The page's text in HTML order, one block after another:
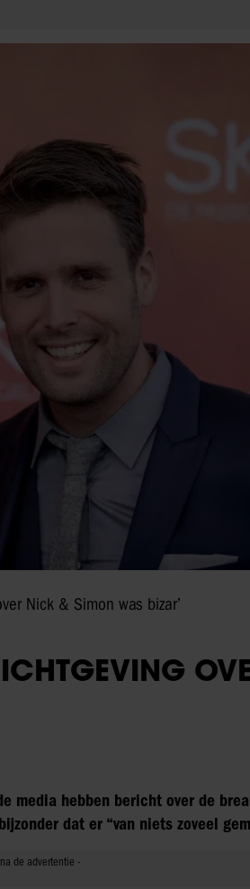
Nick & Simon was bizar’
media hebben bericht over de
dat er “van niets zoveel